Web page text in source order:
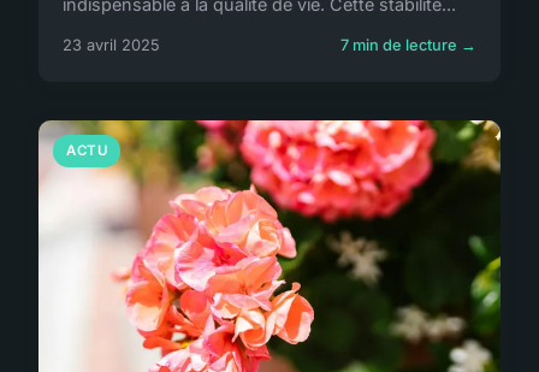
indispensable à la qualité de vie. Cette stabilité...
23 avril 2025 7 min de lecture →
ACTU